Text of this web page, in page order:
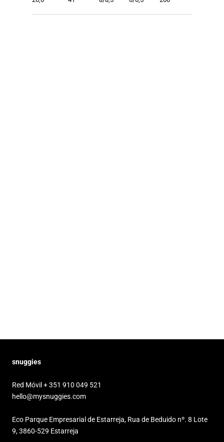
snuggies
Red Móvil + 351 910 049 521
hello@mysnuggies.com
Eco Parque Empresarial de Estarreja, Rua de Beduido nº. 8 Lote
9, 3860-529 Estarreja